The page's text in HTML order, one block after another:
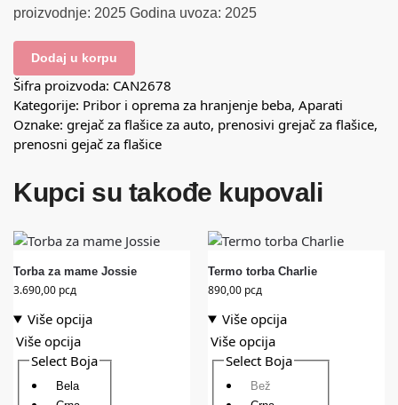
proizvodnje: 2025 Godina uvoza: 2025
Dodaj u korpu
Šifra proizvoda: CAN2678
Kategorije: Pribor i oprema za hranjenje beba, Aparati
Oznake: grejač za flašice za auto, prenosivi grejač za flašice,
prenosni gejač za flašice
Kupci su takođe kupovali
Torba za mame Jossie
3.690,00 рсд
Više opcija
Više opcija
Select Boja
Bela
Termo torba Charlie
890,00 рсд
Više opcija
Više opcija
Select Boja
Bež